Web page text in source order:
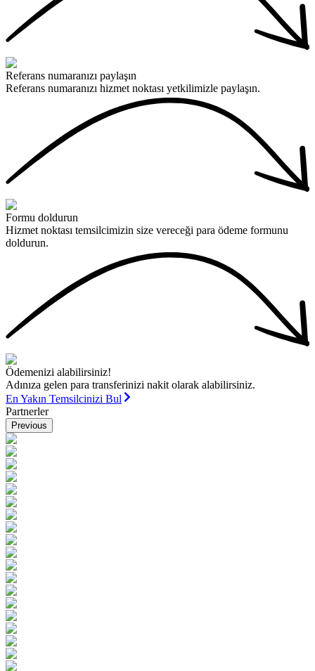
Referans numaranızı paylaşın
Referans numaranızı hizmet noktası yetkilimizle paylaşın.
Formu doldurun
Hizmet noktası temsilcimizin size vereceği para ödeme formunu
doldurun.
Ödemenizi alabilirsiniz!
Adınıza gelen para transferinizi nakit olarak alabilirsiniz.
En Yakın Temsilcinizi Bul
Partnerler
Previous